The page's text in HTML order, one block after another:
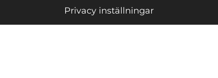
Privacy inställningar